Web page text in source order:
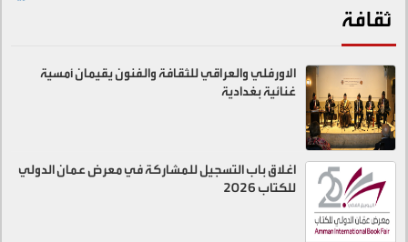
ثقافة
الاورفلي والعراقي للثقافة والفنون يقيمان أمسية
غنائية بغدادية
اغلاق باب التسجيل للمشاركة في معرض عمان الدولي
للكتاب 2026